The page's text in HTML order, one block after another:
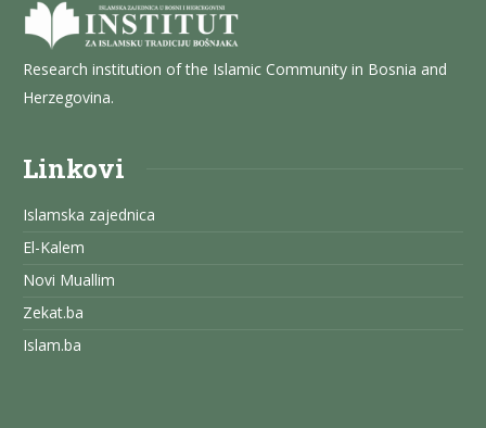
Research institution of the Islamic Community in Bosnia and
Herzegovina.
Linkovi
Islamska zajednica
El-Kalem
Novi Muallim
Zekat.ba
Islam.ba